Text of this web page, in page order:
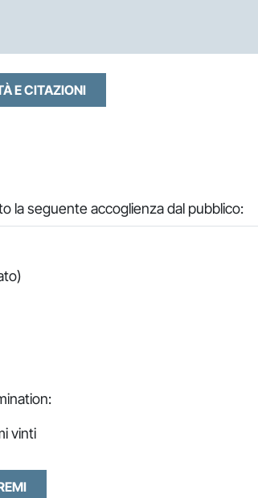
E CITAZIONI
la seguente accoglienza dal pubblico:
vinti